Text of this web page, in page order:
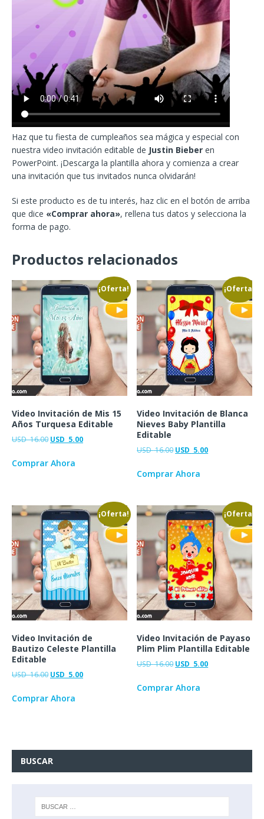
Haz que tu fiesta de cumpleaños sea mágica y especial con
nuestra video invitación editable de Justin Bieber en
PowerPoint. ¡Descarga la plantilla ahora y comienza a crear
una invitación que tus invitados nunca olvidarán!
Si este producto es de tu interés, haz clic en el botón de arriba
que dice «Comprar ahora», rellena tus datos y selecciona la
forma de pago.
Productos relacionados
¡Oferta!
Video Invitación de Mis 15
Años Turquesa Editable
USD16.00 USD 5.00
Comprar Ahora
¡Oferta!
Video Invitación de Blanca
Nieves Baby Plantilla
Editable
USD16.00 USD 5.00
Comprar Ahora
¡Oferta!
Video Invitación de
Bautizo Celeste Plantilla
Editable
USD16.00 USD 5.00
Comprar Ahora
¡Oferta!
Video Invitación de Payaso
Plim Plim Plantilla Editable
USD16.00 USD 5.00
Comprar Ahora
BUSCAR